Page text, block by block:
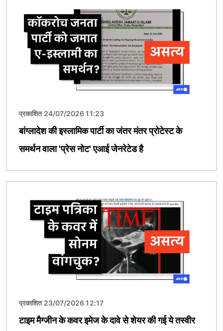
प्रकाशित 24/07/2026 11:23
बांग्लादेश की इस्लामिक पार्टी का जंतर मंतर प्रोटेस्ट के
समर्थन वाला 'प्रेस नोट' एआई जेनरेटेड है
प्रकाशित 23/07/2026 12:17
टाइम मैग्जीन के कवर इमेज के दावे से शेयर की गई ये तस्वीर